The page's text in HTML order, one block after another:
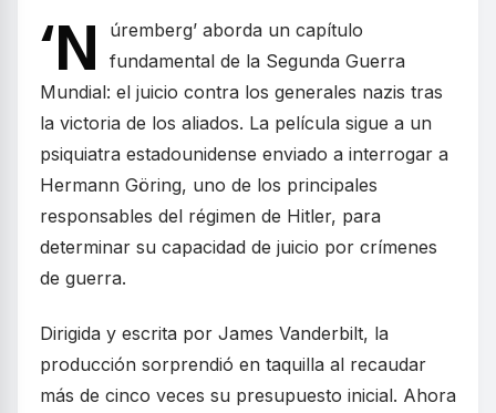
‘N
úremberg’ aborda un capítulo
fundamental de la Segunda Guerra
Mundial: el juicio contra los generales nazis tras
la victoria de los aliados. La película sigue a un
psiquiatra estadounidense enviado a interrogar a
Hermann Göring, uno de los principales
responsables del régimen de Hitler, para
determinar su capacidad de juicio por crímenes
de guerra.
Dirigida y escrita por James Vanderbilt, la
producción sorprendió en taquilla al recaudar
más de cinco veces su presupuesto inicial. Ahora